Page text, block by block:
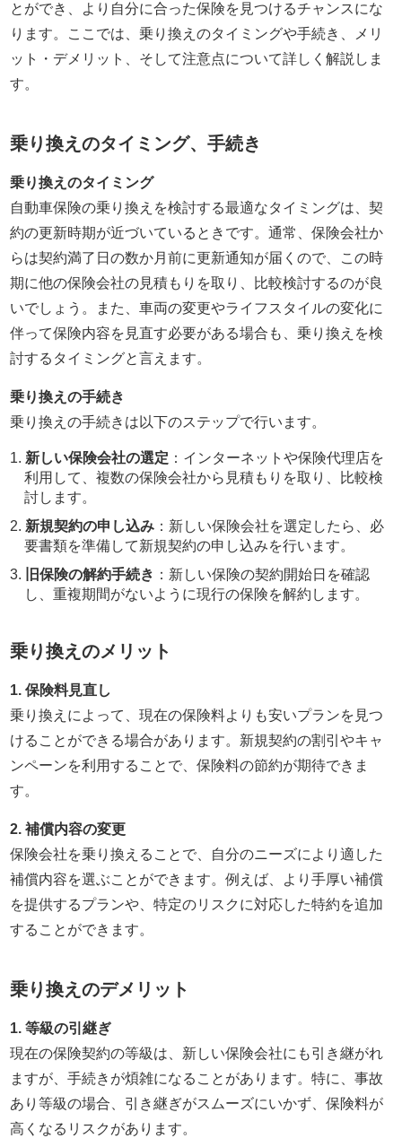
とができ、より自分に合った保険を見つけるチャンスにな
ります。ここでは、乗り換えのタイミングや手続き、メリ
ット・デメリット、そして注意点について詳しく解説しま
す。
乗り換えのタイミング、手続き
乗り換えのタイミング
自動車保険の乗り換えを検討する最適なタイミングは、契
約の更新時期が近づいているときです。通常、保険会社か
らは契約満了日の数か月前に更新通知が届くので、この時
期に他の保険会社の見積もりを取り、比較検討するのが良
いでしょう。また、車両の変更やライフスタイルの変化に
伴って保険内容を見直す必要がある場合も、乗り換えを検
討するタイミングと言えます。
乗り換えの手続き
乗り換えの手続きは以下のステップで行います。
新しい保険会社の選定 ：インターネットや保険代理店を
利用して、複数の保険会社から見積もりを取り、比較検
討します。
新規契約の申し込み ：新しい保険会社を選定したら、必
要書類を準備して新規契約の申し込みを行います。
旧保険の解約手続き ：新しい保険の契約開始日を確認
し、重複期間がないように現行の保険を解約します。
乗り換えのメリット
1. 保険料見直し
乗り換えによって、現在の保険料よりも安いプランを見つ
けることができる場合があります。新規契約の割引やキャ
ンペーンを利用することで、保険料の節約が期待できま
す。
2. 補償内容の変更
保険会社を乗り換えることで、自分のニーズにより適した
補償内容を選ぶことができます。例えば、より手厚い補償
を提供するプランや、特定のリスクに対応した特約を追加
することができます。
乗り換えのデメリット
1. 等級の引継ぎ
現在の保険契約の等級は、新しい保険会社にも引き継がれ
ますが、手続きが煩雑になることがあります。特に、事故
あり等級の場合、引き継ぎがスムーズにいかず、保険料が
高くなるリスクがあります。